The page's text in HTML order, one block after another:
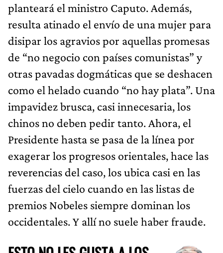
planteará el ministro Caputo. Además,
resulta atinado el envío de una mujer para
disipar los agravios por aquellas promesas
de “no negocio con países comunistas” y
otras pavadas dogmáticas que se deshacen
como el helado cuando “no hay plata”. Una
impavidez brusca, casi innecesaria, los
chinos no deben pedir tanto. Ahora, el
Presidente hasta se pasa de la línea por
exagerar los progresos orientales, hace las
reverencias del caso, los ubica casi en las
fuerzas del cielo cuando en las listas de
premios Nobeles siempre dominan los
occidentales. Y allí no suele haber fraude.